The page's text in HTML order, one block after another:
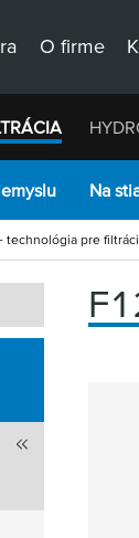
O firme
Na
- technológia pre